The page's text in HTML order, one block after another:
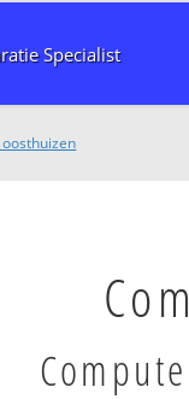
Specialist